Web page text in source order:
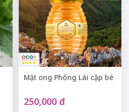
Mật ong Phổng Lái cặp bé
250,000 đ